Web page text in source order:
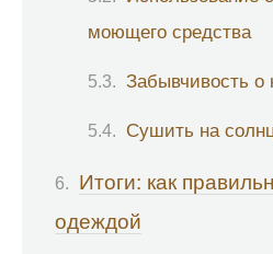
моющего средства
Забывчивость о
Сушить на
Итоги: как
одеждой